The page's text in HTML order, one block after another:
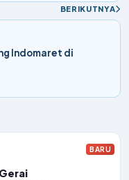
BERIKUTNYA
Indomaret di
BARU